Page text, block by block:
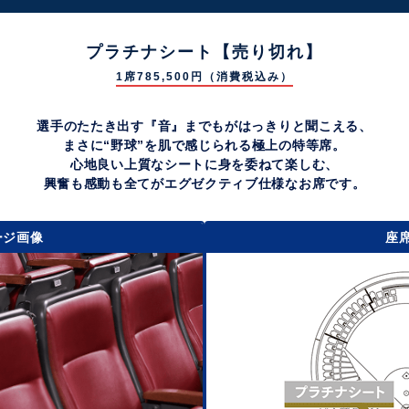
プラチナシート【売り切れ】
1席785,500円（消費税込み）
選手のたたき出す『音』までもがはっきりと聞こえる、
まさに“野球”を肌で感じられる極上の特等席。
心地良い上質なシートに身を委ねて楽しむ、
興奮も感動も全てがエグゼクティブ仕様なお席です。
画像 座